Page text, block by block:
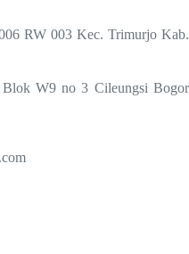
RW 003 Kec. Trimurjo Kab.
W9 no 3 Cileungsi Bogor